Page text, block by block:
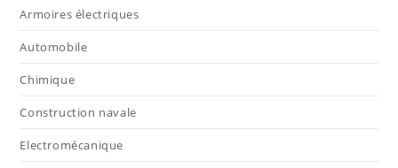
Armoires électriques
Automobile
Chimique
Construction navale
Electromécanique